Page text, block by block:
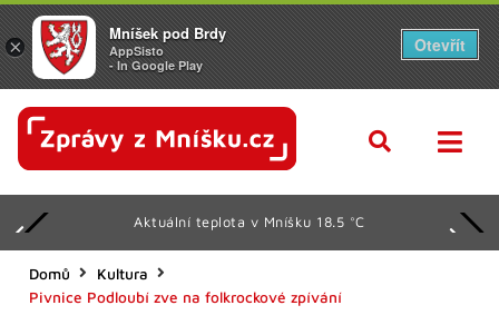
Aktuální teplota v Mníšku 18.5 °C
Domů
Kultura
Pivnice Podloubí zve na folkrockové zpívání
×
Mníšek pod Brdy
AppSisto
- In Google Play
Otevřít